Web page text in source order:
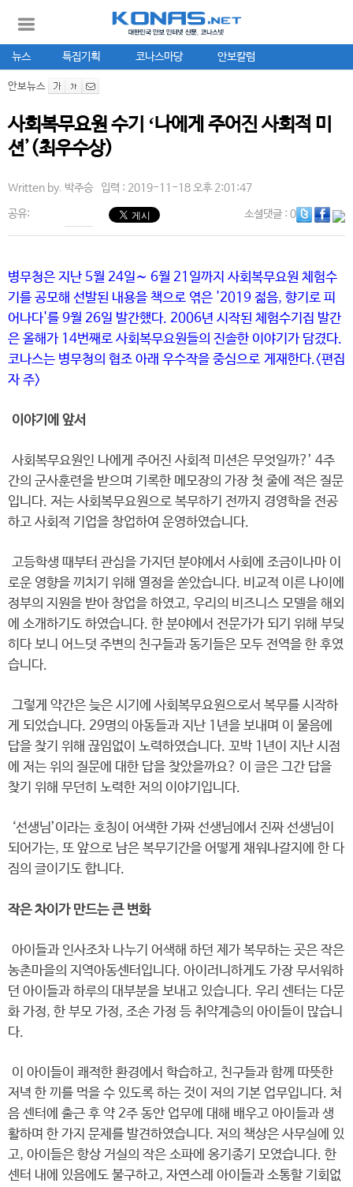
뉴스 특집기획 코나스마당 안보칼럼
안보뉴스
사회복무요원 수기 ʻ나에게 주어진 사회적 미
션ʼ(최우수상)
Written by. 박주승 입력 : 2019-11-18 오후 2:01:47
공유: 소셜댓글: 0
병무청은 지난 5월 24일∼ 6월 21일까지 사회복무요원 체험수
기를 공모해 선발된 내용을 책으로 엮은 '2019 젊음, 향기로 피
어나다'를 9월 26일 발간했다. 2006년 시작된 체험수기집 발간
은 올해가 14번째로 사회복무요원들의 진솔한 이야기가 담겼다.
코나스는 병무청의 협조 아래 우수작을 중심으로 게재한다.<편집
자 주>
이야기에 앞서
사회복무요원인 나에게 주어진 사회적 미션은 무엇일까?’ 4주
간의 군사훈련을 받으며 기록한 메모장의 가장 첫 줄에 적은 질문
입니다. 저는 사회복무요원으로 복무하기 전까지 경영학을 전공
하고 사회적 기업을 창업하여 운영하였습니다.
고등학생 때부터 관심을 가지던 분야에서 사회에 조금이나마 이
로운 영향을 끼치기 위해 열정을 쏟았습니다. 비교적 이른 나이에
정부의 지원을 받아 창업을 하였고, 우리의 비즈니스 모델을 해외
에 소개하기도 하였습니다. 한 분야에서 전문가가 되기 위해 부딪
히다 보니 어느덧 주변의 친구들과 동기들은 모두 전역을 한 후였
습니다.
그렇게 약간은 늦은 시기에 사회복무요원으로서 복무를 시작하
게 되었습니다. 29명의 아동들과 지난 1년을 보내며 이 물음에
답을 찾기 위해 끊임없이 노력하였습니다. 꼬박 1년이 지난 시점
에 저는 위의 질문에 대한 답을 찾았을까요? 이 글은 그간 답을
찾기 위해 무던히 노력한 저의 이야기입니다.
‘선생님’이라는 호칭이 어색한 가짜 선생님에서 진짜 선생님이
되어가는, 또 앞으로 남은 복무기간을 어떻게 채워나갈지에 한 다
짐의 글이기도 합니다.
작은 차이가 만드는 큰 변화
아이들과 인사조차 나누기 어색해 하던 제가 복무하는 곳은 작은
농촌마을의 지역아동센터입니다. 아이러니하게도 가장 무서워하
던 아이들과 하루의 대부분을 보내고 있습니다. 우리 센터는 다문
화 가정, 한 부모 가정, 조손 가정 등 취약계층의 아이들이 많습니
다.
이 아이들이 쾌적한 환경에서 학습하고, 친구들과 함께 따뜻한
저녁 한 끼를 먹을 수 있도록 하는 것이 저의 기본 업무입니다. 처
음 센터에 출근 후 약 2주 동안 업무에 대해 배우고 아이들과 생
활하며 한 가지 문제를 발견하였습니다. 저의 책상은 사무실에 있
고, 아이들은 항상 거실의 작은 소파에 옹기종기 모였습니다. 한
센터 내에 있음에도 불구하고, 자연스레 아이들과 소통할 기회없